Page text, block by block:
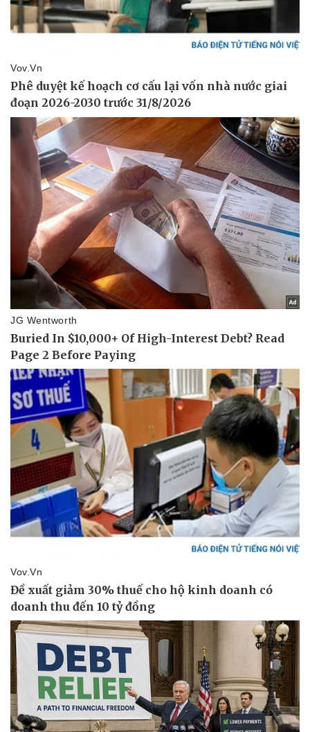
Pháp luật
Vụ án
Tin nóng
Tư vấn luật
Quân sự - Quốc phòng
Vũ khí
Việt Nam
Phân tích